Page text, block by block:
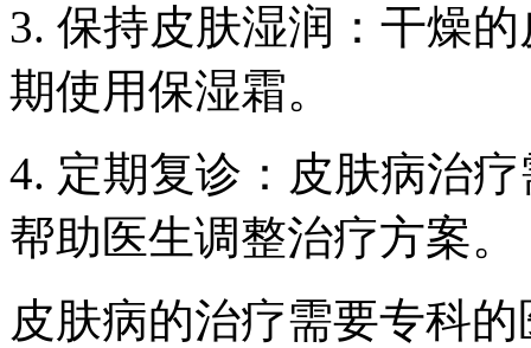
3. 保持皮肤湿润：干燥
期使用保湿霜。
4. 定期复诊：皮肤病治
帮助医生调整治疗方案。
皮肤病的治疗需要专科